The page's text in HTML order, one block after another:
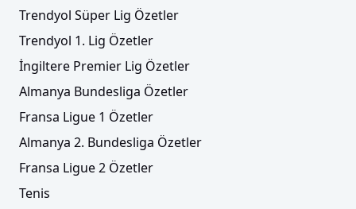
Trendyol Süper Lig Özetler
Trendyol 1. Lig Özetler
İngiltere Premier Lig Özetler
Almanya Bundesliga Özetler
Fransa Ligue 1 Özetler
Almanya 2. Bundesliga Özetler
Fransa Ligue 2 Özetler
Tenis